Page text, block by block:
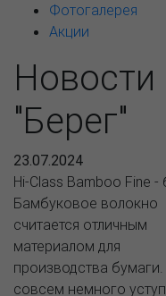
Фотогалерея
Акции
"Берег"
23.07.2024
Hi-Class Bamboo Fine
Бамбуковое волокно
считается отличным
материалом для
производства
совсем немного